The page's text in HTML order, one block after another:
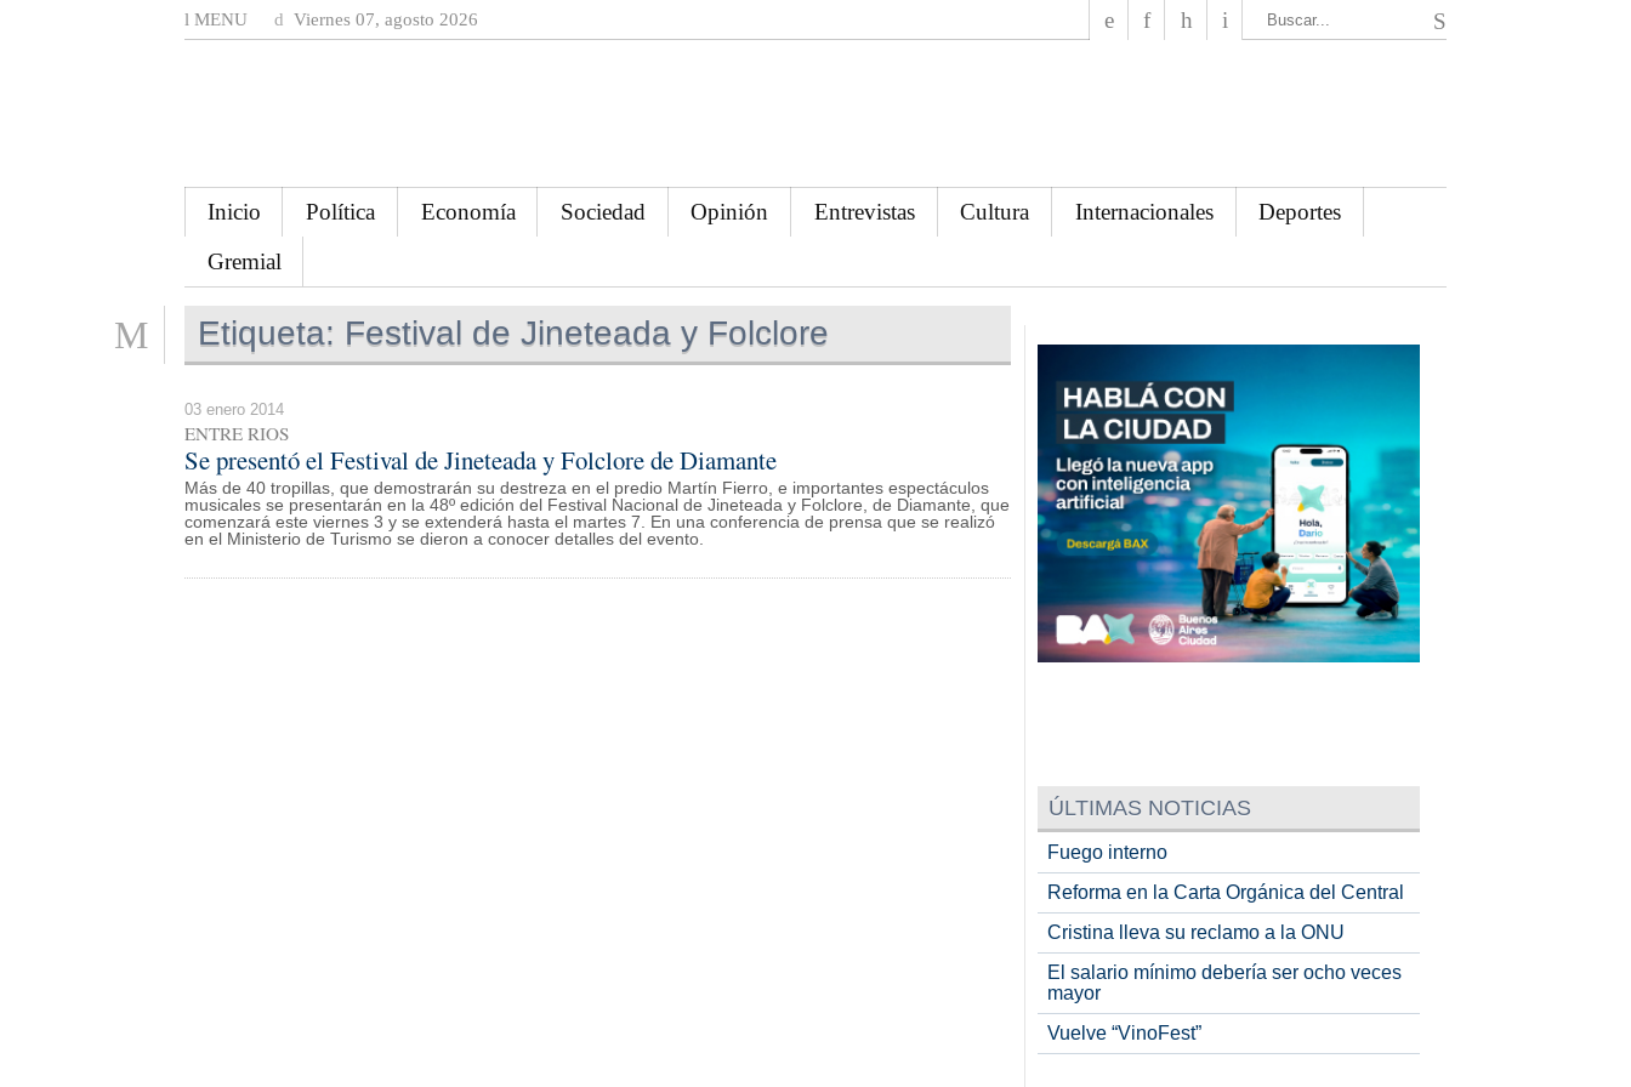
MENU Viernes 07, agosto 2026
Inicio Política Economía Sociedad Opinión Entrevistas Cultura Internacionales
Deportes
Gremial
Etiqueta: Festival de Jineteada y Folclore
03 enero 2014
ENTRE RIOS
Se presentó el Festival de Jineteada y Folclore de Diamante
Más de 40 tropillas, que demostrarán su destreza en el predio Martín Fierro, e importantes espectáculos
musicales se presentarán en la 48º edición del Festival Nacional de Jineteada y Folclore, de Diamante, que
comenzará este viernes 3 y se extenderá hasta el martes 7. En una conferencia de prensa que se realizó
en el Ministerio de Turismo se dieron a conocer detalles del evento.
ÚLTIMAS NOTICIAS
Fuego interno
Reforma en la Carta Orgánica del Central
Cristina lleva su reclamo a la ONU
El salario mínimo debería ser ocho veces
mayor
Vuelve “VinoFest”